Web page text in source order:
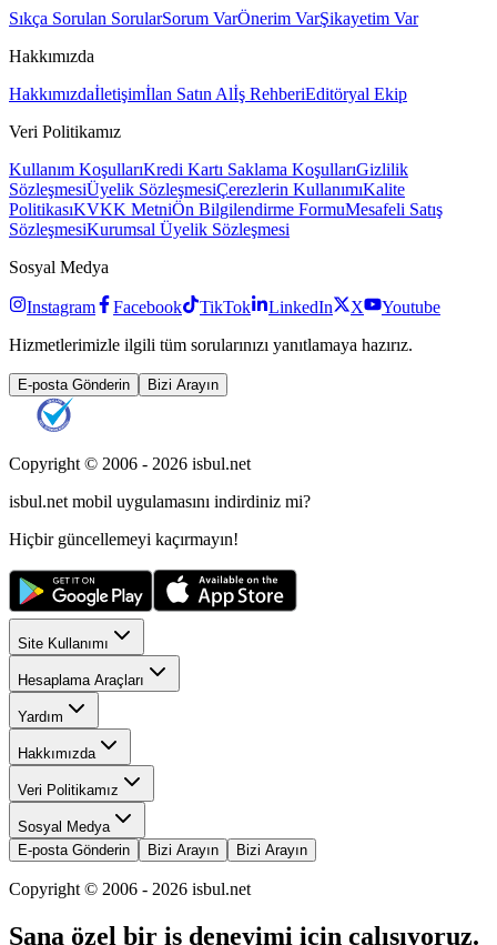
Sıkça Sorulan SorularSorum VarÖnerim VarŞikayetim Var
Hakkımızda
Hakkımızdaİletişimİlan Satın Alİş RehberiEditöryal Ekip
Veri Politikamız
Kullanım KoşullarıKredi Kartı Saklama KoşullarıGizlilik
SözleşmesiÜyelik SözleşmesiÇerezlerin KullanımıKalite
PolitikasıKVKK MetniÖn Bilgilendirme FormuMesafeli Satış
SözleşmesiKurumsal Üyelik Sözleşmesi
Sosyal Medya
Instagram Facebook TikTok LinkedIn X
Youtube
Hizmetlerimizle ilgili tüm sorularınızı yanıtlamaya hazırız.
E-posta Gönderin Bizi Arayın
Copyright © 2006 - 2026 isbul.net
isbul.net mobil uygulamasını indirdiniz mi?
Hiçbir güncellemeyi kaçırmayın!
Site Kullanımı
Hesaplama Araçları
Yardım
Hakkımızda
Veri Politikamız
Sosyal Medya
E-posta Gönderin
Bizi Arayın Bizi Arayın
Copyright © 2006 - 2026 isbul.net
Sana özel bir iş deneyimi için çalışıyoruz.